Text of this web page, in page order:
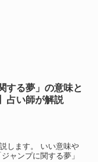
する夢」の意味と
占い師が解説
します。 いい意味や
ャンプに関する夢」